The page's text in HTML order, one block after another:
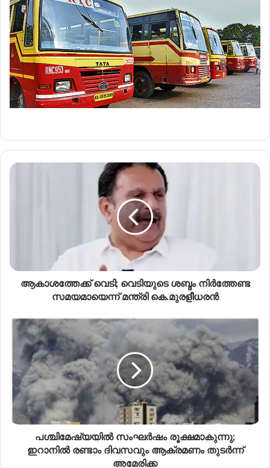
ആകാശത്തേക്ക് വെടി; വെടിയുടെ ശബ്ദം നിർത്തേണ്ട
സമയമായെന്ന് മന്ത്രി കെ.മുരളീധരൻ
പശ്ചിമേഷ്യയില്‍ സംഘർഷം രൂക്ഷമാകുന്നു;
ഇറാനിൽ രണ്ടാം ദിവസവും ആക്രമണം തുടർന്ന്
അമേരിക്ക